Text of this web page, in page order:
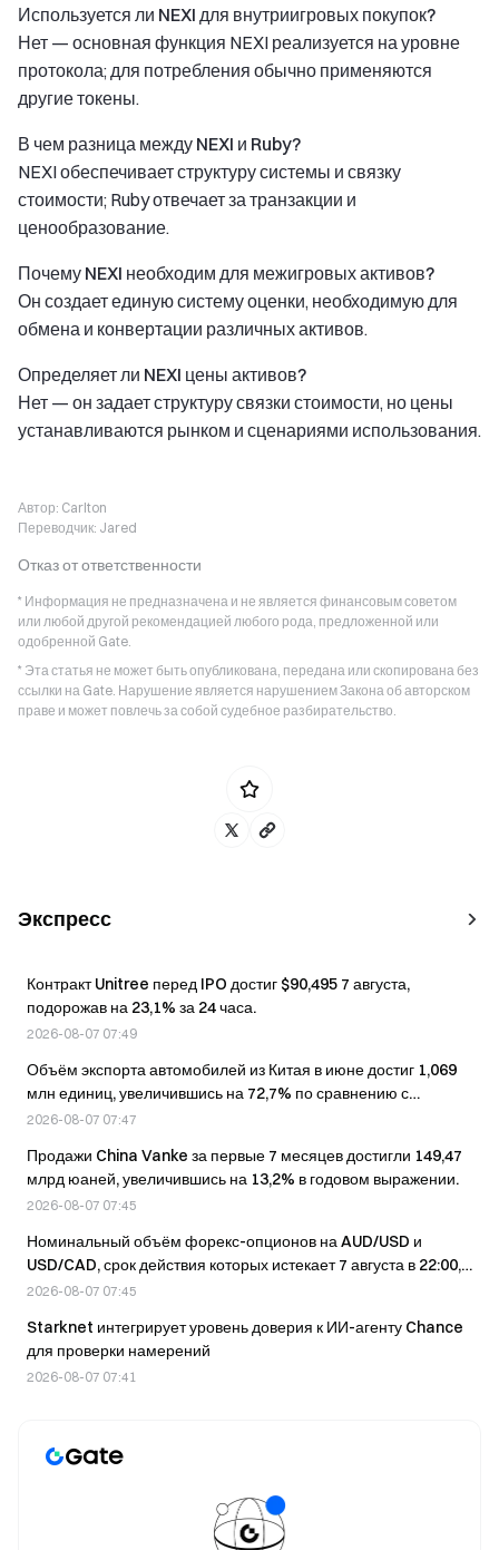
Используется ли NEXI для внутриигровых покупок?
Нет — основная функция NEXI реализуется на уровне
протокола; для потребления обычно применяются
другие токены.
В чем разница между NEXI и Ruby?
NEXI обеспечивает структуру системы и связку
стоимости; Ruby отвечает за транзакции и
ценообразование.
Почему NEXI необходим для межигровых активов?
Он создает единую систему оценки, необходимую для
обмена и конвертации различных активов.
Определяет ли NEXI цены активов?
Нет — он задает структуру связки стоимости, но цены
устанавливаются рынком и сценариями использования.
Автор: Carlton
Переводчик: Jared
Отказ от ответственности
* Информация не предназначена и не является финансовым советом
или любой другой рекомендацией любого рода, предложенной или
одобренной Gate.
* Эта статья не может быть опубликована, передана или скопирована без
ссылки на Gate. Нарушение является нарушением Закона об авторском
праве и может повлечь за собой судебное разбирательство.
Экспресс
Контракт Unitree перед IPO достиг $90,495 7 августа,
подорожав на 23,1% за 24 часа.
2026-08-07 07:49
Объём экспорта автомобилей из Китая в июне достиг 1,069
млн единиц, увеличившись на 72,7% по сравнению с
аналогичным периодом прошлого года, а его стоимость
2026-08-07 07:47
Продажи China Vanke за первые 7 месяцев достигли 149,47
млрд юаней, увеличившись на 13,2% в годовом выражении.
2026-08-07 07:45
Номинальный объём форекс-опционов на AUD/USD и
USD/CAD, срок действия которых истекает 7 августа в 22:00,
превышает 1 млрд долларов.
2026-08-07 07:45
Starknet интегрирует уровень доверия к ИИ-агенту Chance
для проверки намерений
2026-08-07 07:41